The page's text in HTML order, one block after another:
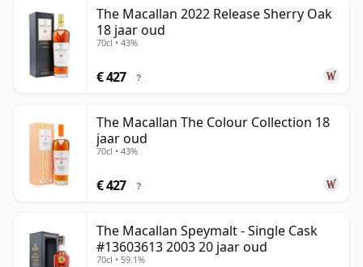
The Macallan 2022 Release Sherry Oak
18 jaar oud
70cl • 43%
€ 427 ?
The Macallan The Colour Collection 18
jaar oud
70cl • 43%
€ 427 ?
The Macallan Speymalt - Single Cask
#13603613 2003 20 jaar oud
70cl • 59.1%